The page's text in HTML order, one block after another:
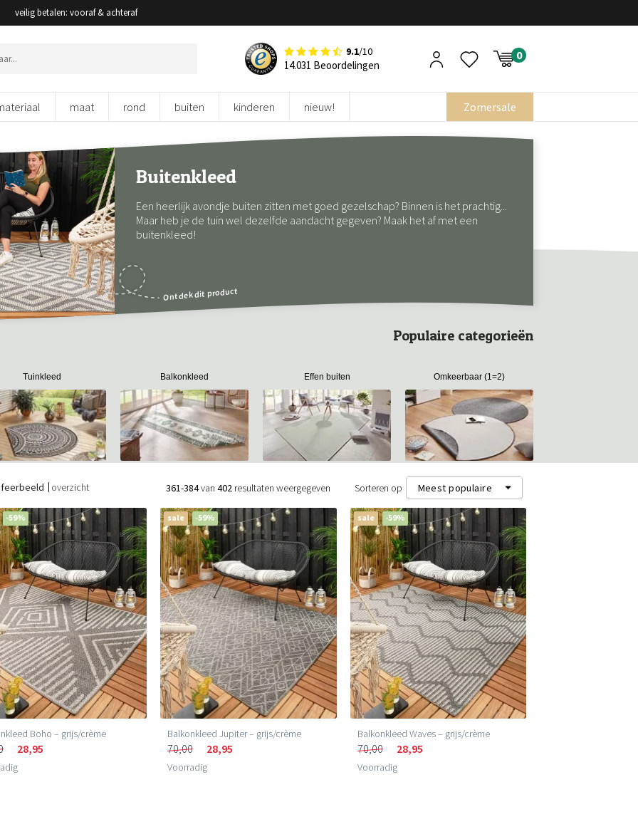
veilig betalen: vooraf & achteraf
9.1/10
14.031 Beoordelingen
maat rond buiten kinderen nieuw! Zomersale
Buitenkleed
Een heerlijk avondje buiten zitten met goed gezelschap? Binnen is het prachtig...
Maar heb je de tuin wel dezelfde aandacht gegeven? Maak het af met een
buitenkleed!
Ontdek dit product
Tuinkleed Balkonkleed Effen buiten Omkeerbaar (1=2)
Populaire categorieën
overzicht 361-384van402 resultaten weergegeven Sorteren op Meest populaire
Meest populaire
Nieuwste
Laagste prijs (m²)
Hoogste prijs (m²)
-59%
Boho – grijs/crème
28,95
sale -59%
Balkonkleed Jupiter – grijs/crème
70,00 28,95
Voorradig
sale -59%
Balkonkleed Waves – grijs/crème
70,00 28,95
Voorradig